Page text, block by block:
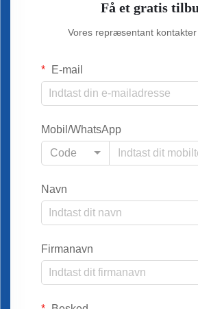
Få et gratis
Vores repræsentant kontakter
E-mail
Mobil/WhatsApp
Code
Navn
Firmanavn